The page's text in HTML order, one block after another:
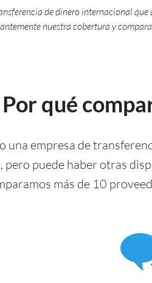
de dinero internacional
nuestra cobertura y
Por qué
una empresa de
pero puede haber otras
más de 10